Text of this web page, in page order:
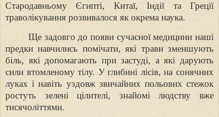
Стародавньому
Єгипті, Китаї, Індії та Греції
траволікування розвивалося як окрема наука.
Ще задовго до появи сучасної медицини наші
предки навчились помічати, які трави зменшують
біль, які допомагають при застуді, а які дарують
сили втомленому тілу. У глибині лісів, на сонячних
луках і навіть уздовж звичайних польових стежок
ростуть зелені цілителі, знайомі людству вже
тисячоліттями.